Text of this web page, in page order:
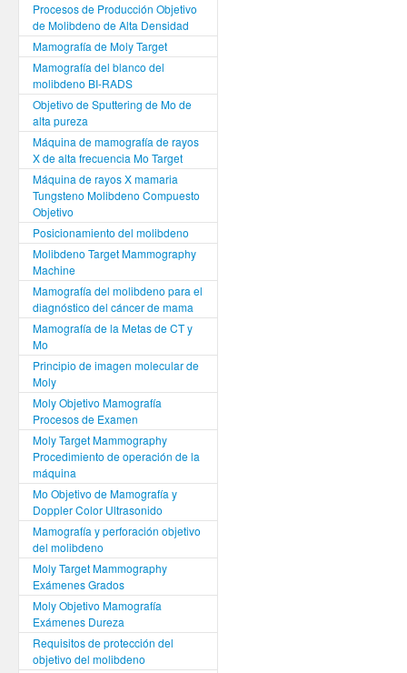
Procesos de Producción Objetivo
de Molibdeno de Alta Densidad
Mamografía de Moly Target
Mamografía del blanco del
molibdeno BI-RADS
Objetivo de Sputtering de Mo de
alta pureza
Máquina de mamografía de rayos
X de alta frecuencia Mo Target
Máquina de rayos X mamaria
Tungsteno Molibdeno Compuesto
Objetivo
Posicionamiento del molibdeno
Molibdeno Target Mammography
Machine
Mamografía del molibdeno para el
diagnóstico del cáncer de mama
Mamografía de la Metas de CT y
Mo
Principio de imagen molecular de
Moly
Moly Objetivo Mamografía
Procesos de Examen
Moly Target Mammography
Procedimiento de operación de la
máquina
Mo Objetivo de Mamografía y
Doppler Color Ultrasonido
Mamografía y perforación objetivo
del molibdeno
Moly Target Mammography
Exámenes Grados
Moly Objetivo Mamografía
Exámenes Dureza
Requisitos de protección del
objetivo del molibdeno